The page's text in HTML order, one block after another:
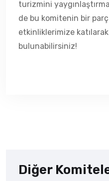
turizmini
de bu komitenin bir
etkinliklerimize
bulunabilirsiniz!
Diğer